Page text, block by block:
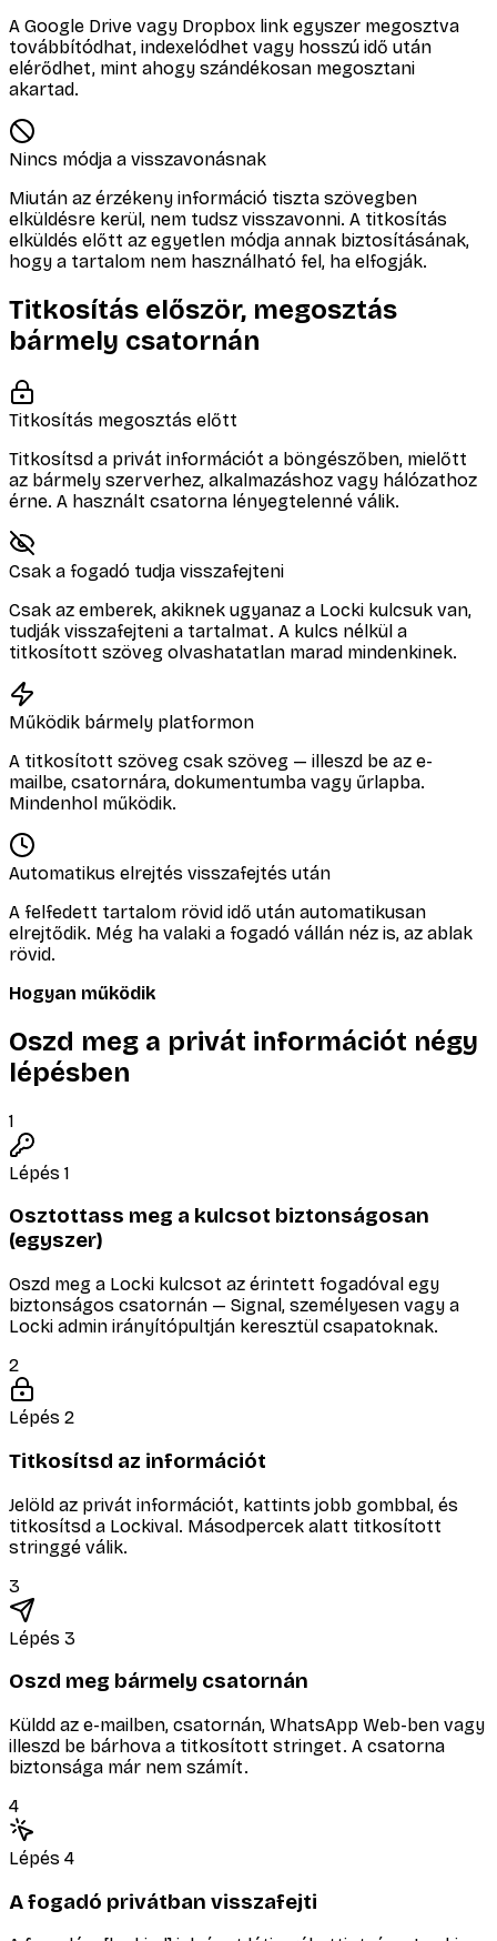
A Google Drive vagy Dropbox link egyszer megosztva
továbbítódhat, indexelódhet vagy hosszú idő után
elérődhet, mint ahogy szándékosan megosztani
akartad.
Nincs módja a visszavonásnak
Miután az érzékeny információ tiszta szövegben
elküldésre kerül, nem tudsz visszavonni. A titkosítás
elküldés előtt az egyetlen módja annak biztosításának,
hogy a tartalom nem használható fel, ha elfogják.
Titkosítás először, megosztás
bármely csatornán
Titkosítás megosztás előtt
Titkosítsd a privát információt a böngészőben, mielőtt
az bármely szerverhez, alkalmazáshoz vagy hálózathoz
érne. A használt csatorna lényegtelenné válik.
Csak a fogadó tudja visszafejteni
Csak az emberek, akiknek ugyanaz a Locki kulcsuk van,
tudják visszafejteni a tartalmat. A kulcs nélkül a
titkosított szöveg olvashatatlan marad mindenkinek.
Működik bármely platformon
A titkosított szöveg csak szöveg — illeszd be az e-
mailbe, csatornára, dokumentumba vagy űrlapba.
Mindenhol működik.
Automatikus elrejtés visszafejtés után
A felfedett tartalom rövid idő után automatikusan
elrejtődik. Még ha valaki a fogadó vállán néz is, az ablak
rövid.
Hogyan működik
Oszd meg a privát információt négy
lépésben
1
Lépés 1
Osztottass meg a kulcsot biztonságosan
(egyszer)
Oszd meg a Locki kulcsot az érintett fogadóval egy
biztonságos csatornán — Signal, személyesen vagy a
Locki admin irányítópultján keresztül csapatoknak.
2
Lépés 2
Titkosítsd az információt
Jelöld az privát információt, kattints jobb gombbal, és
titkosítsd a Lockival. Másodpercek alatt titkosított
stringgé válik.
3
Lépés 3
Oszd meg bármely csatornán
Küldd az e-mailben, csatornán, WhatsApp Web-ben vagy
illeszd be bárhova a titkosított stringet. A csatorna
biztonsága már nem számít.
4
Lépés 4
A fogadó privátban visszafejti